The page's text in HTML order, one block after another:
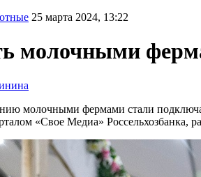
25 марта 2024, 13:22
молочными
молочными фермами стали
«Свое Медиа» Россельхозбанка,